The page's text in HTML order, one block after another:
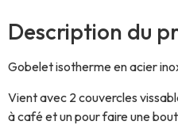
Description du
Gobelet isotherme en acier
Vient avec 2 couvercles
à café et un pour faire une